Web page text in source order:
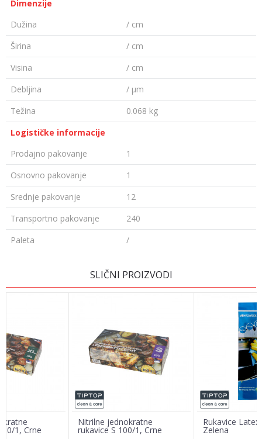
Dimenzije
Dužina
/ cm
Širina
/ cm
Visina
/ cm
Debljina
/ µm
Težina
0.068 kg
Logističke informacije
Prodajno pakovanje
1
Osnovno pakovanje
1
Srednje pakovanje
12
Transportno pakovanje
240
Paleta
/
Email adresa
SLIČNI PROIZVODI
1, Crne
Nitrilne jednokratne
rukavice S 100/1, Crne
Rukavice
Zelena